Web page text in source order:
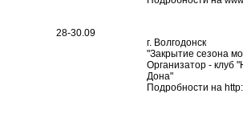
28-30.09
г. Волгодонск
"Закрытие сезона
Организатор - клуб
Дона"
Подробности на